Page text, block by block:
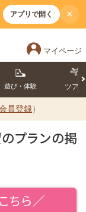
アプリで開く ×
マイページ
遊び・体験 ツアー
員登録）
プランの掲
ちら／